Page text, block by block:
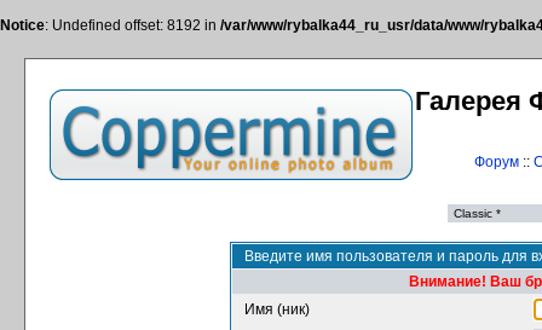
Notice: Undefined offset: 8192 in /var/www/rybalka44_ru_usr/data/www/
Галерея
Форум::
Введите имя пользователя и пароль для
Внимание! Ваш
Имя (ник)